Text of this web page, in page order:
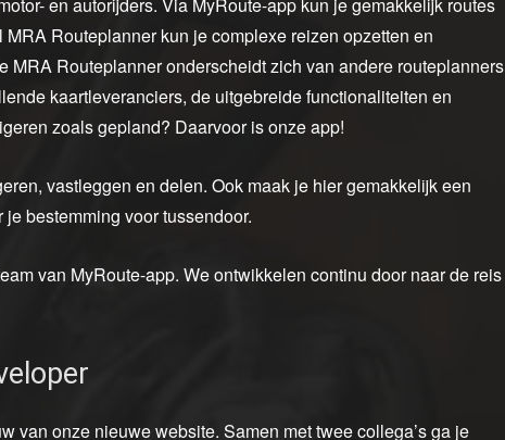
en autorijders. Via MyRoute-app kun je gemakkelijk routes
Routeplanner kun je complexe reizen opzetten en
MRA Routeplanner onderscheidt zich van andere routeplanners
kaartleveranciers, de uitgebreide functionaliteiten en
zoals gepland? Daarvoor is onze app!
vastleggen en delen. Ook maak je hier gemakkelijk een
bestemming voor tussendoor.
van MyRoute-app. We ontwikkelen continu door naar de reis
van onze nieuwe website. Samen met twee collega’s ga je